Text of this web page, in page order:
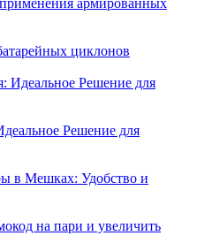
армированных
циклонов
Идеальное Решение для
Решение для
в Мешках: Удобство и
на пари и увеличить